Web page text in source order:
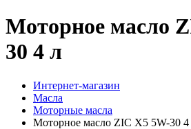
Моторное масло
30 4 л
Интернет-магазин
Масла
Моторные масла
Моторное масло ZIC X5 5W-30 4